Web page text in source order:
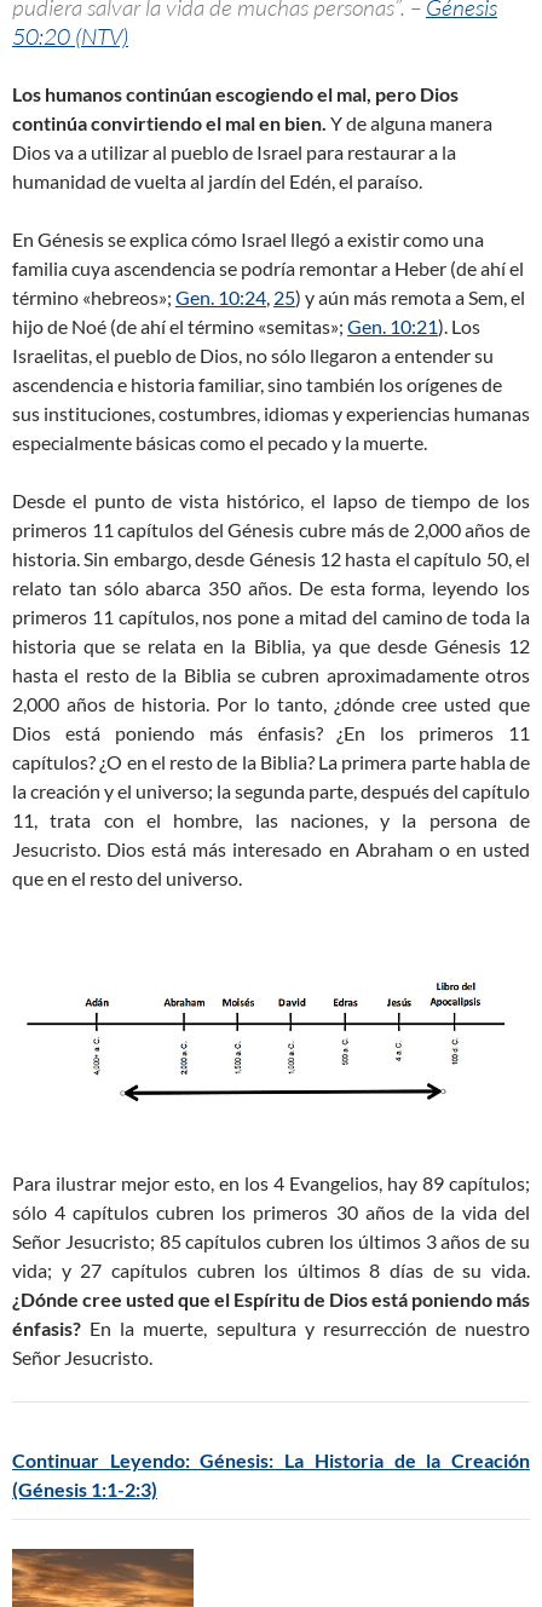
pudiera salvar la vida de muchas personas”. – Génesis
50:20 (NTV)
Los humanos continúan escogiendo el mal, pero Dios
continúa convirtiendo el mal en bien. Y de alguna manera
Dios va a utilizar al pueblo de Israel para restaurar a la
humanidad de vuelta al jardín del Edén, el paraíso.
En Génesis se explica cómo Israel llegó a existir como una
familia cuya ascendencia se podría remontar a Heber (de ahí el
término «hebreos»; Gen. 10:24, 25) y aún más remota a Sem, el
hijo de Noé (de ahí el término «semitas»; Gen. 10:21). Los
Israelitas, el pueblo de Dios, no sólo llegaron a entender su
ascendencia e historia familiar, sino también los orígenes de
sus instituciones, costumbres, idiomas y experiencias humanas
especialmente básicas como el pecado y la muerte.
Desde el punto de vista histórico, el lapso de tiempo de los
primeros 11 capítulos del Génesis cubre más de 2,000 años de
historia. Sin embargo, desde Génesis 12 hasta el capítulo 50, el
relato tan sólo abarca 350 años. De esta forma, leyendo los
primeros 11 capítulos, nos pone a mitad del camino de toda la
historia que se relata en la Biblia, ya que desde Génesis 12
hasta el resto de la Biblia se cubren aproximadamente otros
2,000 años de historia. Por lo tanto, ¿dónde cree usted que
Dios está poniendo más énfasis? ¿En los primeros 11
capítulos? ¿O en el resto de la Biblia? La primera parte habla de
la creación y el universo; la segunda parte, después del capítulo
11, trata con el hombre, las naciones, y la persona de
Jesucristo. Dios está más interesado en Abraham o en usted
que en el resto del universo.
Para ilustrar mejor esto, en los 4 Evangelios, hay 89 capítulos;
sólo 4 capítulos cubren los primeros 30 años de la vida del
Señor Jesucristo; 85 capítulos cubren los últimos 3 años de su
vida; y 27 capítulos cubren los últimos 8 días de su vida.
¿Dónde cree usted que el Espíritu de Dios está poniendo más
énfasis? En la muerte, sepultura y resurrección de nuestro
Señor Jesucristo.
Continuar Leyendo: Génesis: La Historia de la Creación
(Génesis 1:1-2:3)